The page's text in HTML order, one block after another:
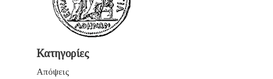
Κατηγορίες
Απόψεις